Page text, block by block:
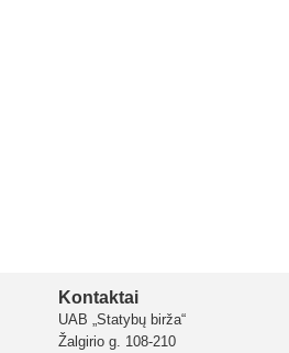
Kontaktai
UAB „Statybų birža“
Žalgirio g. 108-210